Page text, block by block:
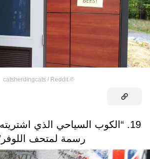
©
catsherdingcats / Reddit
19. “الكوب السياحي الذي
رسمة لمتحف